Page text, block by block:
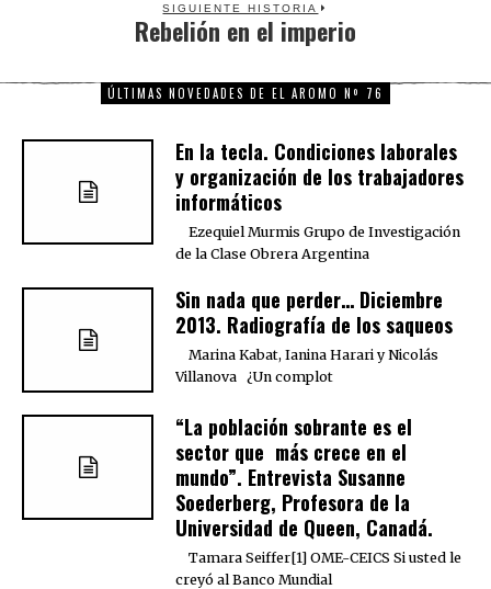
SIGUIENTE HISTORIA
Next
Rebelión en el imperio
ÚLTIMAS NOVEDADES DE EL AROMO Nº 76
En la tecla. Condiciones laborales
y organización de los trabajadores
informáticos
Ezequiel Murmis Grupo de Investigación
de la Clase Obrera Argentina
Sin nada que perder… Diciembre
2013. Radiografía de los saqueos
Marina Kabat, Ianina Harari y Nicolás
Villanova ¿Un complot
“La población sobrante es el
sector que más crece en el
mundo”. Entrevista Susanne
Soederberg, Profesora de la
Universidad de Queen, Canadá.
Tamara Seiffer[1] OME-CEICS Si usted le
creyó al Banco Mundial